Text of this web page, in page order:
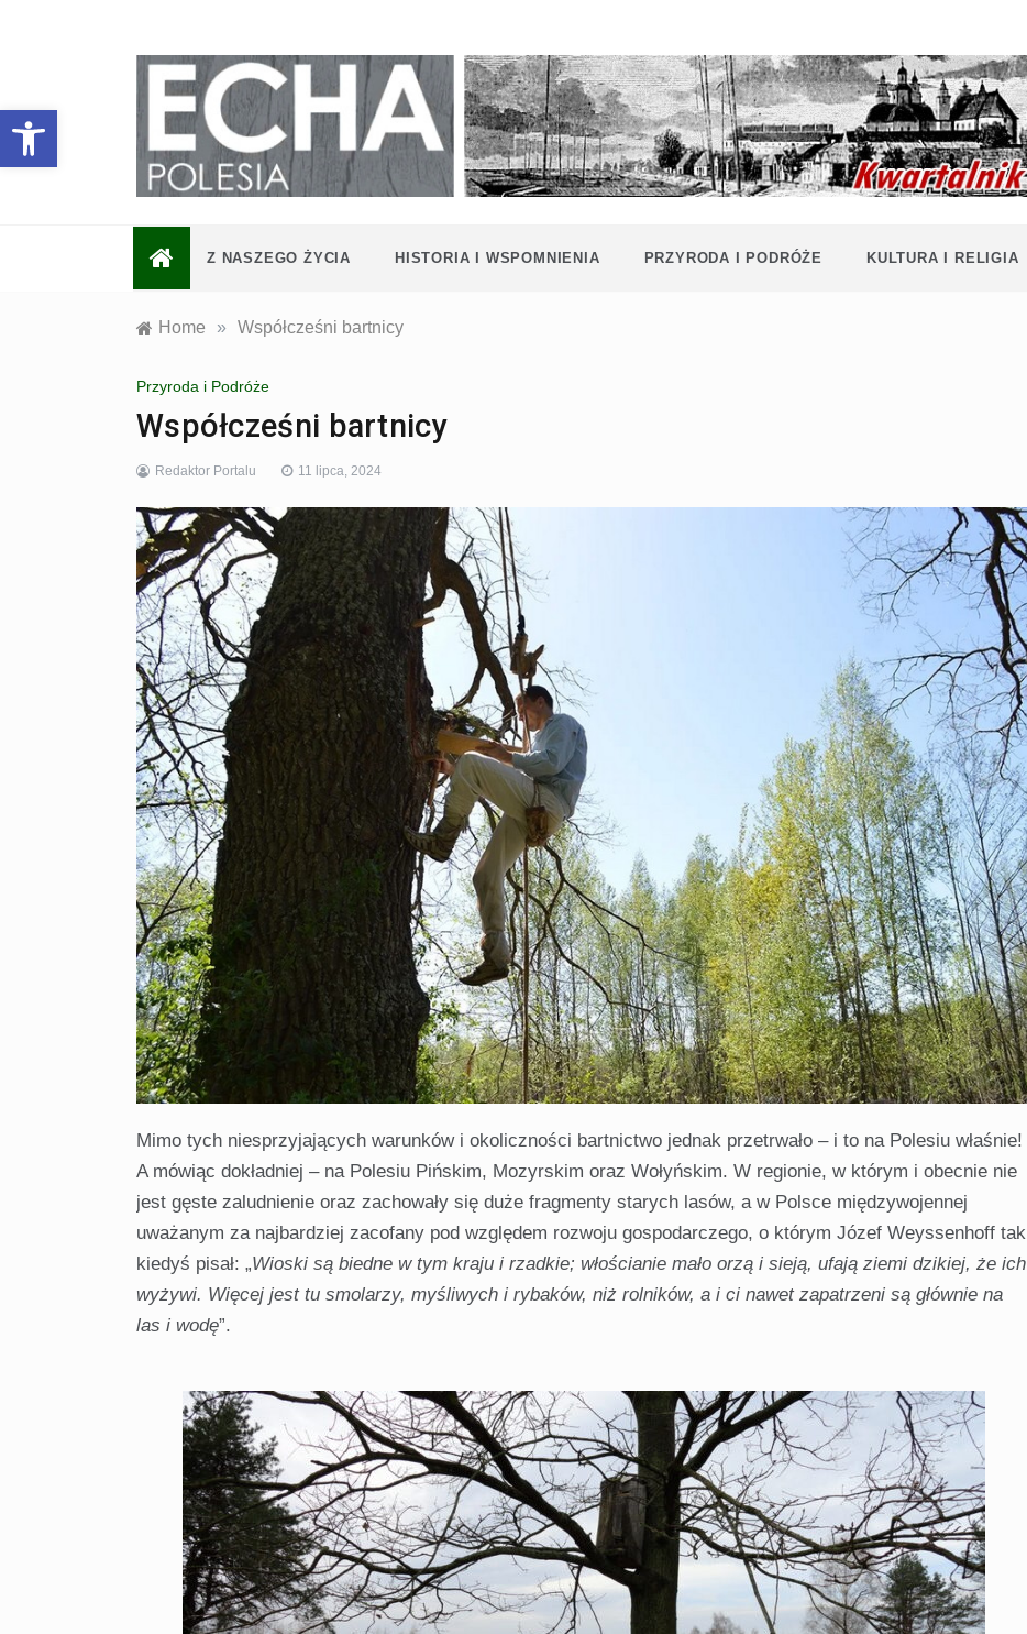
Otwórz pasek narzędzi
Echa
Polesia
współczesność
Polaków na
Polesiu.
Przyroda,
zabytki, kultura
i wspomnienia
z Polesia.
Z NASZEGO ŻYCIA HISTORIA I WSPOMNIENIA PRZYRODA I PODRÓŻE KULTURA I RELIGIA
Home » Współcześni bartnicy
Przyroda i Podróże
Współcześni bartnicy
Redaktor Portalu 11 lipca, 2024
Mimo tych niesprzyjających warunków i okoliczności bartnictwo jednak przetrwało – i to na Polesiu właśnie!
A mówiąc dokładniej – na Polesiu Pińskim, Mozyrskim oraz Wołyńskim. W regionie, w którym i obecnie nie
jest gęste zaludnienie oraz zachowały się duże fragmenty starych lasów, a w Polsce międzywojennej
uważanym za najbardziej zacofany pod względem rozwoju gospodarczego, o którym Józef Weyssenhoff tak
kiedyś pisał: „Wioski są biedne w tym kraju i rzadkie; włościanie mało orzą i sieją, ufają ziemi dzikiej, że ich
wyżywi. Więcej jest tu smolarzy, myśliwych i rybaków, niż rolników, a i ci nawet zapatrzeni są głównie na
las i wodę”.